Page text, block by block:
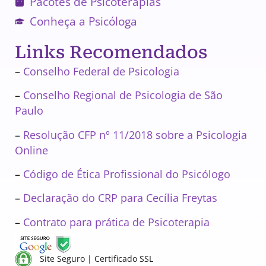
Conheça a Psicóloga
Links Recomendados
– Conselho Federal de Psicologia
– Conselho Regional de Psicologia de São
Paulo
– Resolução CFP nº 11/2018 sobre a Psicologia
Online
– Código de Ética Profissional do Psicólogo
– Declaração do CRP para Cecília Freytas
– Contrato para prática de Psicoterapia
Site Seguro | Certificado SSL